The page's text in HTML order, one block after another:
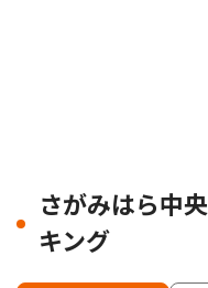
さがみはら中
キング